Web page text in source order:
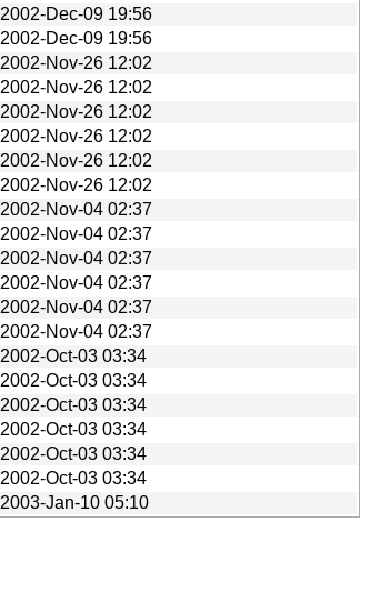
2002-Dec-09 19:56
2002-Dec-09 19:56
2002-Nov-26 12:02
2002-Nov-26 12:02
2002-Nov-26 12:02
2002-Nov-26 12:02
2002-Nov-26 12:02
2002-Nov-26 12:02
2002-Nov-04 02:37
2002-Nov-04 02:37
2002-Nov-04 02:37
2002-Nov-04 02:37
2002-Nov-04 02:37
2002-Nov-04 02:37
2002-Oct-03 03:34
2002-Oct-03 03:34
2002-Oct-03 03:34
2002-Oct-03 03:34
2002-Oct-03 03:34
2002-Oct-03 03:34
2003-Jan-10 05:10